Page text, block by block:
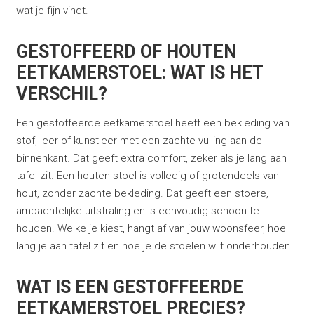
wat je fijn vindt.
GESTOFFEERD OF HOUTEN
EETKAMERSTOEL: WAT IS HET
VERSCHIL?
Een gestoffeerde eetkamerstoel heeft een bekleding van
stof, leer of kunstleer met een zachte vulling aan de
binnenkant. Dat geeft extra comfort, zeker als je lang aan
tafel zit. Een houten stoel is volledig of grotendeels van
hout, zonder zachte bekleding. Dat geeft een stoere,
ambachtelijke uitstraling en is eenvoudig schoon te
houden. Welke je kiest, hangt af van jouw woonsfeer, hoe
lang je aan tafel zit en hoe je de stoelen wilt onderhouden.
WAT IS EEN GESTOFFEERDE
EETKAMERSTOEL PRECIES?